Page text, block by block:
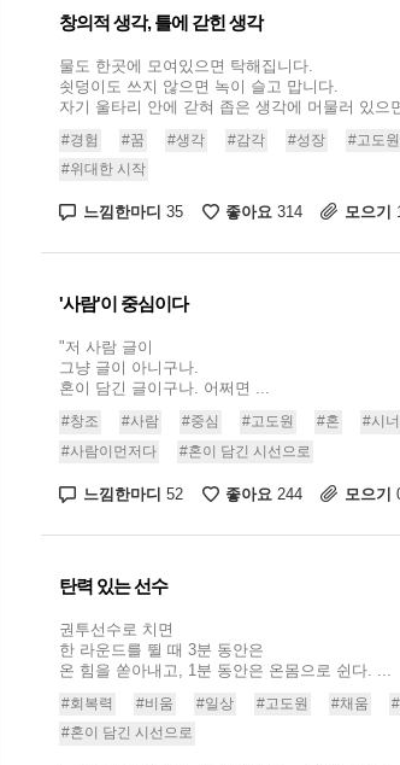
창의적 생각, 틀에 갇힌 생각
물도 한곳에 모여있으면 탁해집니다.
쇳덩이도 쓰지 않으면 녹이 슬고 맙니다.
자기 울타리 안에 갇혀 좁은 생각에 머물러 있으
#경험 #꿈 #생각 #감각 #성장 #고도원
#위대한 시작
느낌한마디 35 좋아요 314 모으기
'사람'이 중심이다
"저 사람 글이
그냥 글이 아니구나.
혼이 담긴 글이구나. 어쩌면 ...
#창조 #사람 #중심 #고도원 #혼 #시너
#사람이먼저다
#혼이 담긴 시선으로
느낌한마디 52 좋아요 244 모으기
탄력 있는 선수
권투선수로 치면
한 라운드를 뛸 때 3분 동안은
온 힘을 쏟아내고, 1분 동안은 온몸으로 쉰다. ...
#회복력 #비움 #일상 #고도원 #채움
#혼이 담긴 시선으로